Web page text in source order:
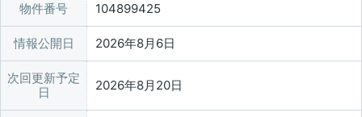
物件番号 104899425
情報公開日 2026年8月6日
次回更新予定
日
2026年8月20日